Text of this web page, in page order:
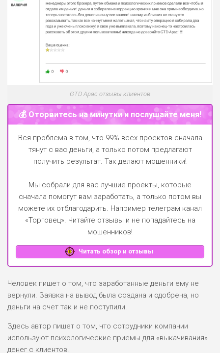
GTD Apac отзывы клиентов
💰 Оторвитесь на минутки и послушайте меня!
Вся проблема в том, что 99% всех проектов сначала
тянут с вас деньги, а только потом предлагают
получить результат. Так делают мошенники!
Мы собрали для вас лучшие проекты, которые
сначала помогут вам заработать, а только потом вы
можете их отблагодарить. Например телеграм канал
«Торговец». Читайте отзывы и не попадайтесь на
мошенников!
Читать обзор и отзывы
Человек пишет о том, что заработанные деньги ему не
вернули. Заявка на вывод была создана и одобрена, но
деньги на счет так и не поступили.
Здесь автор пишет о том, что сотрудники компании
используют психологические приемы для «выкачивания»
денег с клиентов.